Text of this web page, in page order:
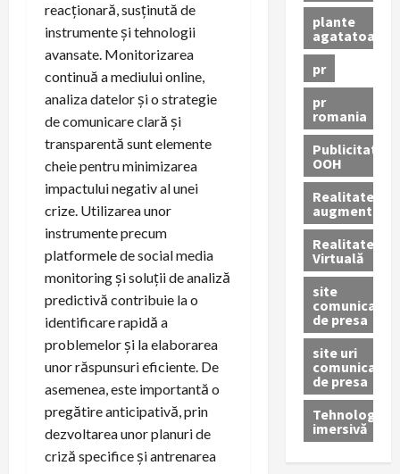
reacționară, susținută de
instrumente și tehnologii
avansate. Monitorizarea
continuă a mediului online,
analiza datelor și o strategie
de comunicare clară și
transparentă sunt elemente
cheie pentru minimizarea
impactului negativ al unei
crize. Utilizarea unor
instrumente precum
platformele de social media
monitoring și soluții de analiză
predictivă contribuie la o
identificare rapidă a
problemelor și la elaborarea
unor răspunsuri eficiente. De
asemenea, este importantă o
pregătire anticipativă, prin
dezvoltarea unor planuri de
criză specifice și antrenarea
plante
agatatoare
pr
pr
romania
Publicitate
OOH
Realitatea
augmentată
Realitatea
Virtuală
site
comunicate
de presa
site uri
comunicate
de presa
Tehnologie
imersivă